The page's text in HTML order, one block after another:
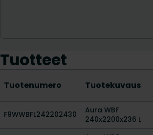
Tuotteet
Tuotenumero Tuotekuvaus
F9WWBFL242202430
Aura WBF
240x2200x236 L